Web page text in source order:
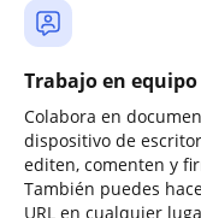
Trabajo en
Colabora en
dispositivo de
editen, comenten y
También puedes
URL en cualquier